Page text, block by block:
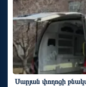
Սարյան փողոցի